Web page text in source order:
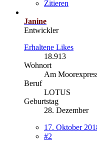
Zitieren
Janine
Entwickler
Erhaltene Likes
18.913
Wohnort
Am
Beruf
LOTUS
Geburtstag
28. Dezember
17. Oktober
#2